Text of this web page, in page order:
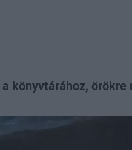
könyvtárához, örökre